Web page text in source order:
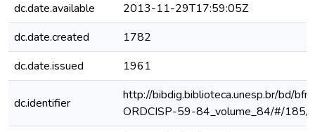
dc.date.available
2013-11-29T17:59:05Z
dc.date.created
1782
dc.date.issued
1961
dc.identifier
http://bibdig.biblioteca.unesp.br/bd/
ORDCISP-59-84_volume_84/#/185/